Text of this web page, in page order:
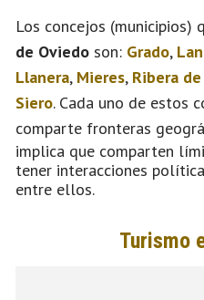
Los concejos (municipios)
de Oviedo son: Grado,
Llanera, Mieres, Ribera
Siero. Cada uno de estos
comparte fronteras
implica que comparten
tener interacciones
entre ellos.